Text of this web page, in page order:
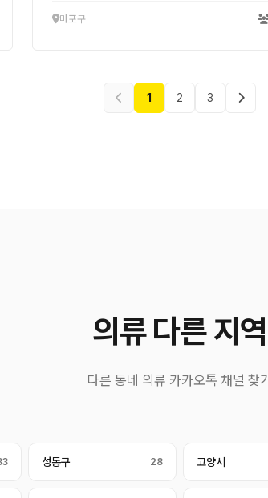
마포구
1 2 3
의류 다른 지역
다른 동네 의류 카카오톡 채널 찾기
성동구 28 고양시